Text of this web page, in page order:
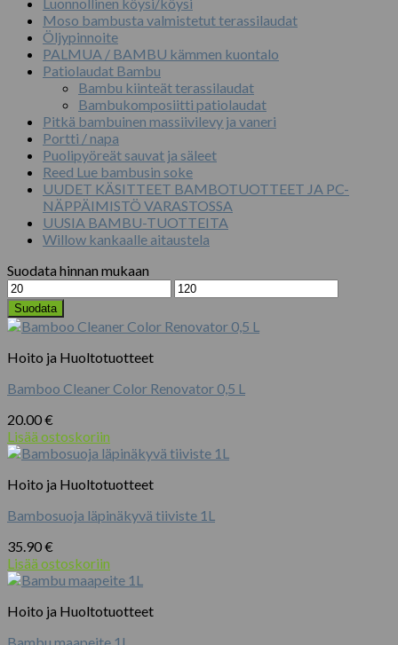
Moso bambusta valmistetut terassilaudat
Öljypinnoite
PALMUA / BAMBU kämmen kuontalo
Patiolaudat Bambu
Bambu kiinteät terassilaudat
Bambukomposiitti patiolaudat
Pitkä bambuinen massiivilevy ja vaneri
Portti / napa
Puolipyöreät sauvat ja säleet
Reed Lue bambusin soke
UUDET KÄSITTEET BAMBOTUOTTEET JA PC-
NÄPPÄIMISTÖ VARASTOSSA
UUSIA BAMBU-TUOTTEITA
Willow kankaalle aitaustela
Suodata hinnan mukaan
Minimihinta
Maksimihinta
Suodata
Hoito ja Huoltotuotteet
Bamboo Cleaner Color Renovator 0,5 L
20.00€
Lisää ostoskoriin
Hoito ja Huoltotuotteet
Bambosuoja läpinäkyvä tiiviste 1L
35.90€
Lisää ostoskoriin
Hoito ja Huoltotuotteet